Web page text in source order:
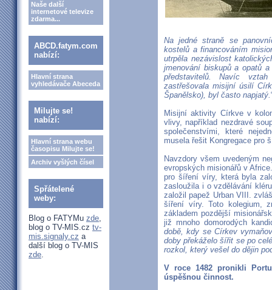
Naše další
internetové televize
zdarma...
ABCD.fatym.com
nabízí:
Hlavní strana
vyhledávače Abeceda
Milujte se!
nabízí:
Hlavní strana webu
časopisu Milujte se!
Archiv vyšlých čísel
Spřátelené
weby:
Blog o FATYMu zde,
blog o TV-MIS.cz tv-
mis.signaly.cz a
další blog o TV-MIS
zde.
Na jedné straně se
kostelů a financováním
utrpěla nezávislost
jmenování biskupů a opatů
představitelů. Navíc
zastřešovala misijní úsilí
Španělsko), byl často napjatý.
Misijní aktivity Církve v
vlivy, například nezdravé
společenstvími, které
musela řešit Kongregace pro
Navzdory všem uvedeným
evropských misionářů v
pro šíření víry, která byla
zasloužila i o vzdělávání
založil papež Urban VIII.
šíření víry. Toto kolegium,
základem pozdější
již mnoho domorodých
době, kdy se Církev
doby překáželo šířit se po
rozkol, který vešel do dějin
V roce 1482 pronikli
úspěšnou činnost.